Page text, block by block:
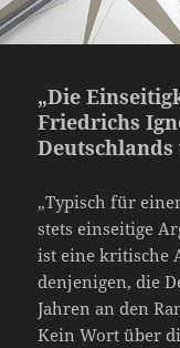
„Die
Friedrichs
„Typisch für
stets einseitige
ist eine kritische
denjenigen, die
Jahren an den
Kein Wort über